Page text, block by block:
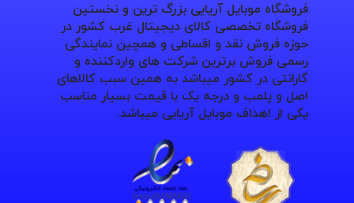
فروشگاه موبایل آریایی بزرگ ترین و نخستین
فروشگاه تخصصی کالای دیجیتال غرب کشور در
حوزه فروش نقد و اقساطی و همچین نمایندگی
رسمی فروش برترین شرکت های واردکننده و
گارانتی در کشور میباشد به همین سبب کالاهای
اصل و پلمب و درجه یک با قیمت بسیار مناسب
یکی از اهداف موبایل آریایی میباشد.